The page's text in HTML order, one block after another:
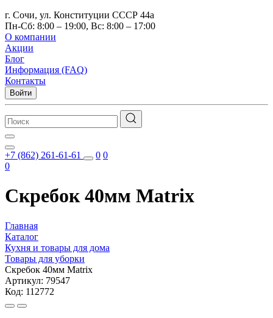
г. Сочи, ул. Конституции СССР 44а
Пн-Сб: 8:00 – 19:00, Вс: 8:00 – 17:00
О компании
Акции
Блог
Информация (FAQ)
Контакты
Войти
+7 (862) 261-61-61 0 0
0
Скребок 40мм Matrix
Главная
Каталог
Кухня и товары для дома
Товары для уборки
Скребок 40мм Matrix
Артикул: 79547
Код: 112772